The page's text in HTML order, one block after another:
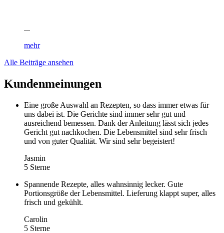
...
mehr
Alle Beiträge ansehen
Kundenmeinungen
Eine große Auswahl an Rezepten, so dass immer etwas für
uns dabei ist. Die Gerichte sind immer sehr gut und
ausreichend bemessen. Dank der Anleitung lässt sich jedes
Gericht gut nachkochen. Die Lebensmittel sind sehr frisch
und von guter Qualität. Wir sind sehr begeistert!
Jasmin
5 Sterne
Spannende Rezepte, alles wahnsinnig lecker. Gute
Portionsgröße der Lebensmittel. Lieferung klappt super, alles
frisch und gekühlt.
Carolin
5 Sterne